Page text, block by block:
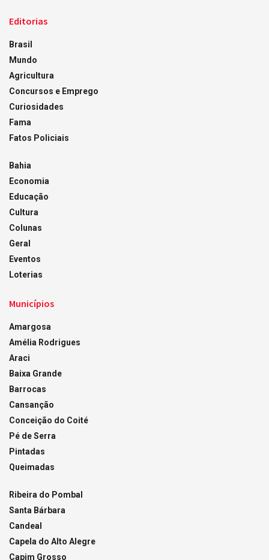
Editorias
Brasil
Mundo
Agricultura
Concursos e Emprego
Curiosidades
Fama
Fatos Policiais
Bahia
Economia
Educação
Cultura
Colunas
Geral
Eventos
Loterias
Municípios
Amargosa
Amélia Rodrigues
Araci
Baixa Grande
Barrocas
Cansanção
Conceição do Coité
Pé de Serra
Pintadas
Queimadas
Ribeira do Pombal
Santa Bárbara
Candeal
Capela do Alto Alegre
Capim Grosso